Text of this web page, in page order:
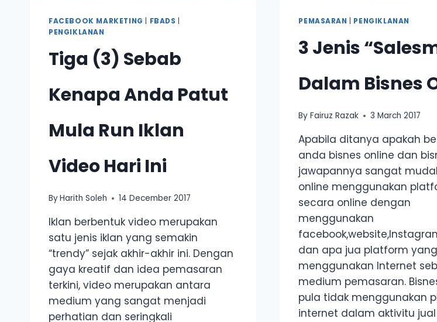
FACEBOOK MARKETING FBADS
PENGIKLANAN
Tiga (3) Sebab
Kenapa Anda Patut
Mula Run Iklan
Video Hari Ini
ByHarith Soleh 14 December 2017
Iklan berbentuk video merupakan
satu jenis iklan yang semakin
“trendy” sejak akhir-akhir ini. Dengan
gaya kreatif dan idea pemasaran
terkini, video merupakan antara
medium yang sangat menjadi
perhatian dan seringkali
PEMASARAN PENGIKLANAN
3 Jenis
Dalam Bisnes
By Fairuz Razak 3 March 2017
Apabila ditanya apakah
anda bisnes online dan
jawapannya sangat
online menggunakan
secara online dengan
menggunakan
dan apa jua platform yang
menggunakan Internet
medium pemasaran.
pula tidak menggunakan
internet dalam aktivitu